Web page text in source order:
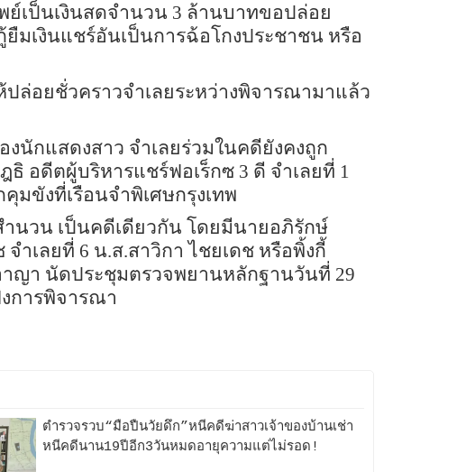
เป็นเงินสดจำนวน 3 ล้านบาทขอปล่อย
มเงินแชร์อันเป็นการฉ้อโกงประชาชน หรือ
ล่อยชั่วคราวจำเลยระหว่างพิจารณามาแล้ว
นักแสดงสาว จำเลยร่วมในคดียังคงถูก
อดีตผู้บริหารแชร์ฟอเร็กซ 3 ดี จำเลยที่ 1
มขังที่เรือนจำพิเศษกรุงเทพ
วน เป็นคดีเดียวกัน โดยมีนายอภิรักษ์
ำเลยที่ 6 น.ส.สาวิกา ไชยเดช หรือพิ้งกี้
าญา นัดประชุมตรวจพยานหลักฐานวันที่ 29
การพิจารณา
ตำรวจรวบ“มือปืนวัยดึก”หนีคดีฆ่าสาวเจ้าของบ้านเช่า
หนีคดีนาน19ปีอีก3วันหมดอายุความแต่ไม่รอด!